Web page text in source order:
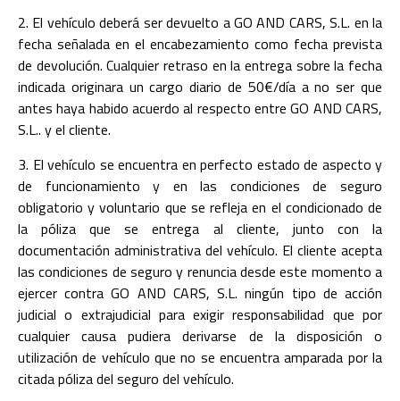
2. El vehículo deberá ser devuelto a GO AND CARS, S.L. en la
fecha señalada en el encabezamiento como fecha prevista
de devolución. Cualquier retraso en la entrega sobre la fecha
indicada originara un cargo diario de 50€/día a no ser que
antes haya habido acuerdo al respecto entre GO AND CARS,
S.L.. y el cliente.
3. El vehículo se encuentra en perfecto estado de aspecto y
de funcionamiento y en las condiciones de seguro
obligatorio y voluntario que se refleja en el condicionado de
la póliza que se entrega al cliente, junto con la
documentación administrativa del vehículo. El cliente acepta
las condiciones de seguro y renuncia desde este momento a
ejercer contra GO AND CARS, S.L. ningún tipo de acción
judicial o extrajudicial para exigir responsabilidad que por
cualquier causa pudiera derivarse de la disposición o
utilización de vehículo que no se encuentra amparada por la
citada póliza del seguro del vehículo.